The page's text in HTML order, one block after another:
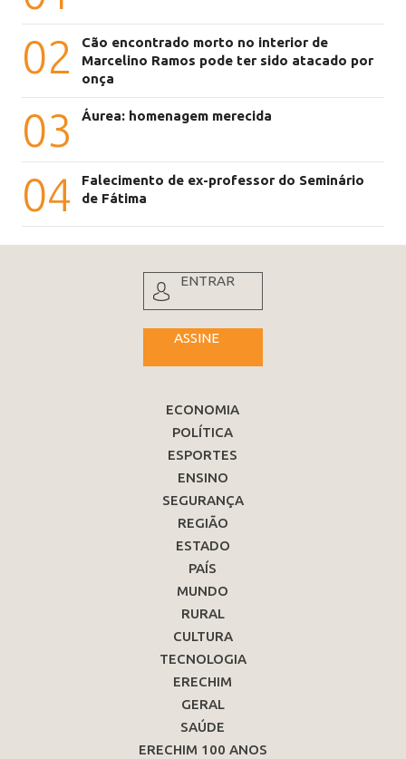
02
Cão encontrado morto no interior de
Marcelino Ramos pode ter sido atacado por
onça
03 Áurea: homenagem merecida
04
Falecimento de ex-professor do Seminário
de Fátima
ENTRAR
ASSINE
ECONOMIA
POLÍTICA
ESPORTES
ENSINO
SEGURANÇA
REGIÃO
ESTADO
PAÍS
MUNDO
RURAL
CULTURA
TECNOLOGIA
ERECHIM
GERAL
SAÚDE
ERECHIM 100 ANOS